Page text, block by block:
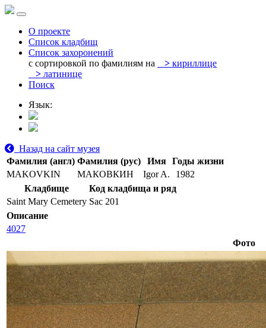
О проекте
Список кладбищ
Список захоронений
с сортировкой по фамилиям на
> кириллице
> латинице
Поиск
Язык:
Назад на сайт музея
Фамилия (англ) Фамилия (рус) Имя
Годы жизни
MAKOVKIN
МАКОВКИН Igor A.
1982
Кладбище
Код кладбища и ряд
Saint Mary Cemetery Sac 201
Описание
4027
Фото